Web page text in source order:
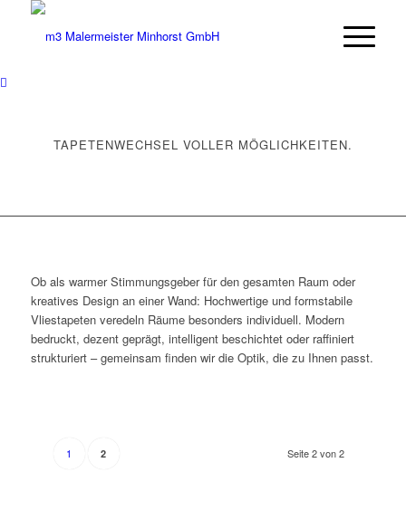
TAPETENWECHSEL VOLLER MÖGLICHKEITEN.
Ob als warmer Stimmungsgeber für den gesamten Raum oder
kreatives Design an einer Wand: Hochwertige und formstabile
Vliestapeten veredeln Räume besonders individuell. Modern
bedruckt, dezent geprägt, intelligent beschichtet oder raffiniert
strukturiert – gemeinsam finden wir die Optik, die zu Ihnen passt.
Seite 2 von 2
1 2